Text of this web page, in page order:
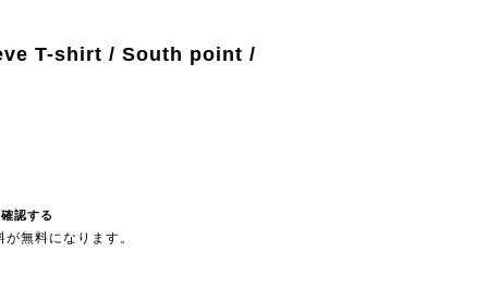
T-shirt / South point /
認する
無料になります。